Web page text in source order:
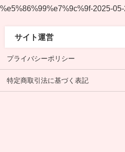
%e5%86%99%e7%9c%9f-2025-
サイト運営
プライバシーポリシー
特定商取引法に基づく表記